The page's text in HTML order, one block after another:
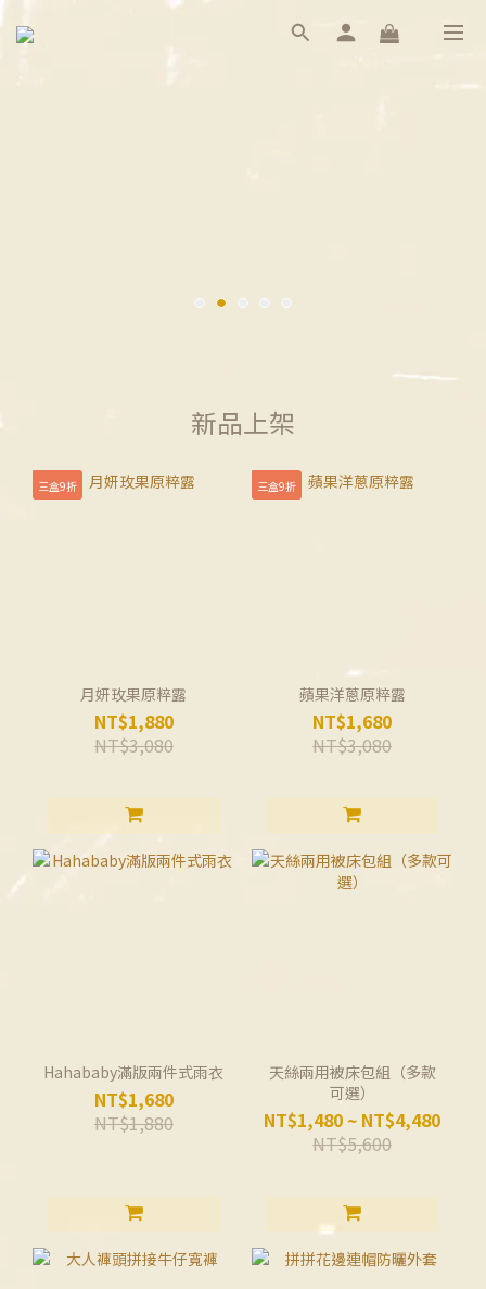
新品上架
三盒9折
月妍玫果原粹露
NT$1,880
NT$3,080
三盒9折
蘋果洋蔥原粹露
NT$1,680
NT$3,080
Hahababy滿版兩件式雨衣
NT$1,680
NT$1,880
天絲兩用被床包組（多款
可選）
NT$1,480 ~ NT$4,480
NT$5,600